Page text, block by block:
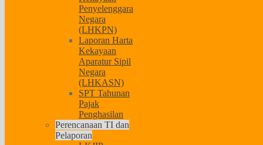
Penyelenggara
Negara
(LHKPN)
Laporan Harta
Kekayaan
Aparatur Sipil
Negara
(LHKASN)
SPT Tahunan
Pajak
Penghasilan
Perencanaan TI dan
Pelaporan